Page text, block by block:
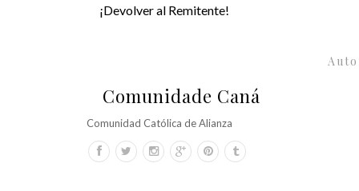
¡Devolver al Remitente!
Comunidade Caná
Comunidad Católica de Alianza